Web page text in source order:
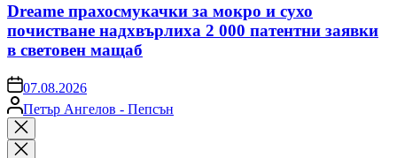
Dreame прахосмукачки за мокро и сухо
почистване надхвърлиха 2 000 патентни заявки
в световен мащаб
on07.08.2026
Posted
by
Петър Ангелов - Пепсън
Close
search